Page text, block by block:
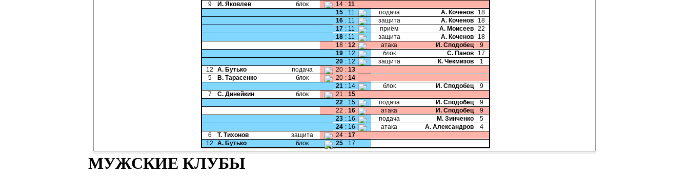
9
И. Яковлев блок 14 : 11
15 : 11 подача А. Коченов
18
16 : 11 защита А. Коченов
18
17 : 11 приём А. Моисеев 22
18 : 11 защита А. Коченов
18
18 : 12 атака И. Сподобец
9
19 : 12 блок С. Панов
17
20 : 12 защита К. Чекмизов
1
12
А. Бутько подача 20 : 13
5
В. Тарасенко блок 20 : 14
21 : 14 блок И. Сподобец
9
7
С. Динейкин блок 21 : 15
22 : 15 подача И. Сподобец
9
22 : 16 атака И. Сподобец
9
23 : 16 подача М. Зинченко
5
24 : 16 атака А. Александров
4
6
Т. Тихонов защита 24 : 17
12
А. Бутько блок 25 : 17
МУЖСКИЕ КЛУБЫ